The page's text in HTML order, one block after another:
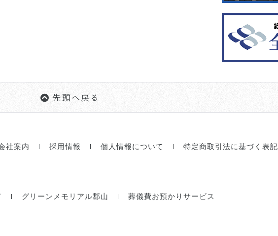
先頭へ戻る
社案内 採用情報 個人情報について
特定商取引法に基づく表記
グリーンメモリアル郡山 葬儀費お預かりサービス